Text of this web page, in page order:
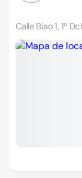
Calle Biao 1, 1º